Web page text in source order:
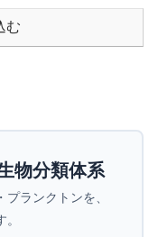
む
物分類体系
ランクトンを、